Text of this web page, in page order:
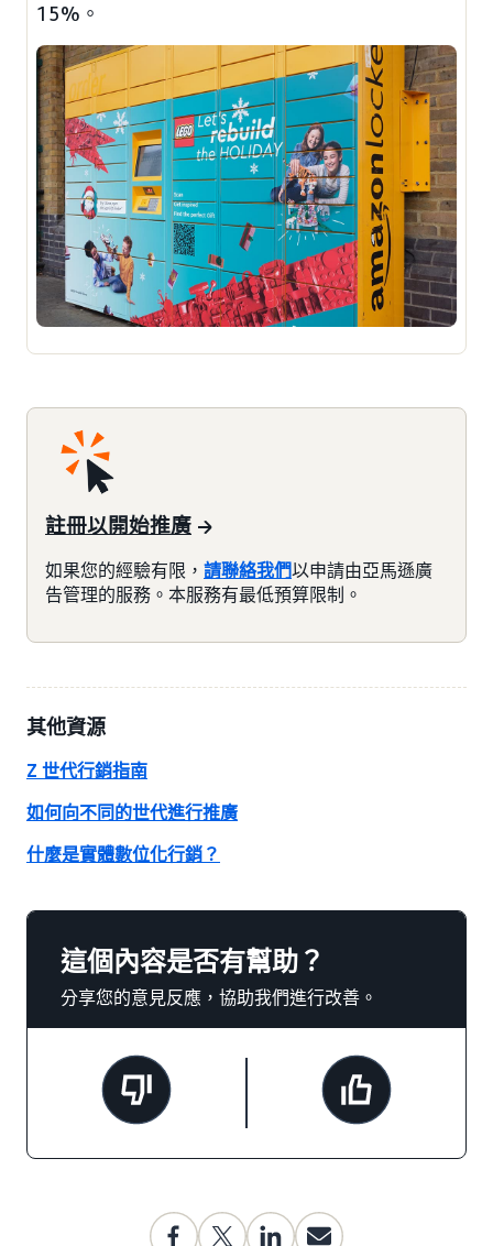
15%。
註冊以開始推廣
如果您的經驗有限， 請聯絡我們以申請由亞馬遜廣
告管理的服務。本服務有最低預算限制。
其他資源
Z 世代行銷指南
如何向不同的世代進行推廣
什麼是實體數位化行銷？
這個內容是否有幫助？
分享您的意見反應，協助我們進行改善。